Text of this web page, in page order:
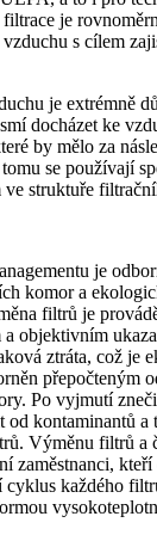
je
s cílem
je extrémně
docházet ke
by mělo za
se používají
struktuře
je
komor a
filtrů je
objektivním
ztráta, což je
přepočteným
Po vyjmutí
kontaminantů a
Výměnu filtrů a
zaměstnanci,
cyklus každého